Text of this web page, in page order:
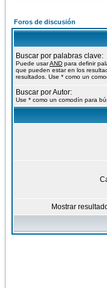
Foros de discusión
Buscar por palabras clave:
Puede usarAND para definir
que pueden estar en los
resultados. Use * como un
Buscar por Autor:
Use * como un comodín para
Mostrar